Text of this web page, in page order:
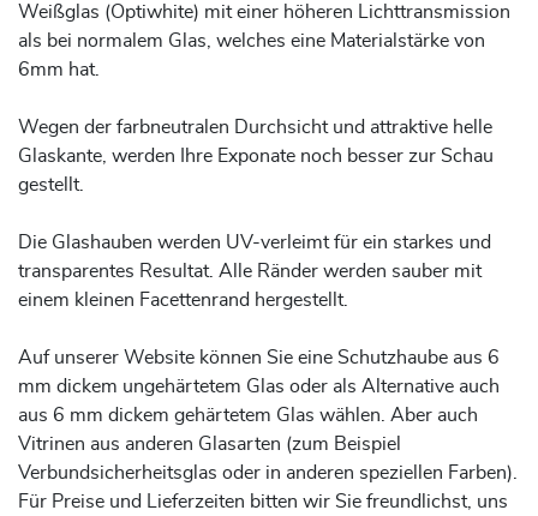
Weißglas (Optiwhite) mit einer höheren Lichttransmission
als bei normalem Glas, welches eine Materialstärke von
6mm hat.
Wegen der farbneutralen Durchsicht und attraktive helle
Glaskante, werden Ihre Exponate noch besser zur Schau
gestellt.
Die Glashauben werden UV-verleimt für ein starkes und
transparentes Resultat. Alle Ränder werden sauber mit
einem kleinen Facettenrand hergestellt.
Auf unserer Website können Sie eine Schutzhaube aus 6
mm dickem ungehärtetem Glas oder als Alternative auch
aus 6 mm dickem gehärtetem Glas wählen. Aber auch
Vitrinen aus anderen Glasarten (zum Beispiel
Verbundsicherheitsglas oder in anderen speziellen Farben).
Für Preise und Lieferzeiten bitten wir Sie freundlichst, uns